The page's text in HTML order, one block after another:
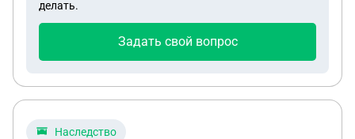
делать.
Задать свой вопрос
Наследство